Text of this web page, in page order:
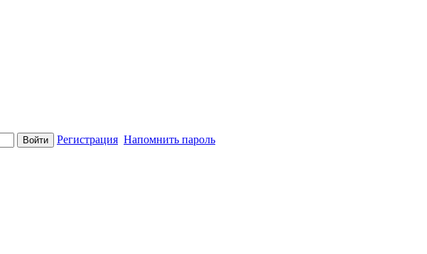
Регистрация Напомнить пароль